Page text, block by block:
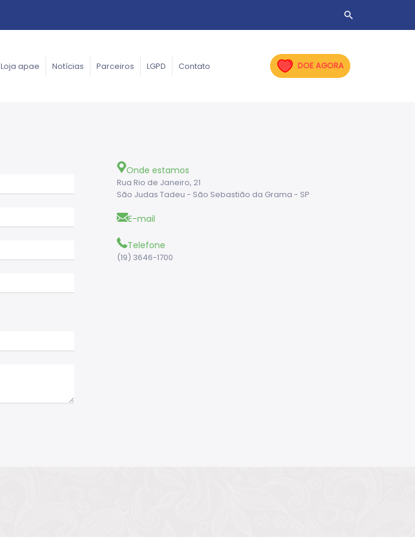
Loja apae Notícias Parceiros LGPD Contato DOE AGORA
Onde estamos
Rua Rio de Janeiro, 21
São Judas Tadeu - São Sebastião da Grama - SP
E-mail
Telefone
(19) 3646-1700